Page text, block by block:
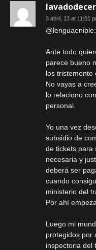
3 abril, 13 at 11:01
@lenguaeniple:
Ante todo
parece bueno
los tristemente
No vayas a
lo relaciono
personal.
Yo una vez
subsidio de
de tickets para
necesaria y
deberá ser
cuando
ministerio del
Por ahí
Luego mi
protegidos por
inspectoria del